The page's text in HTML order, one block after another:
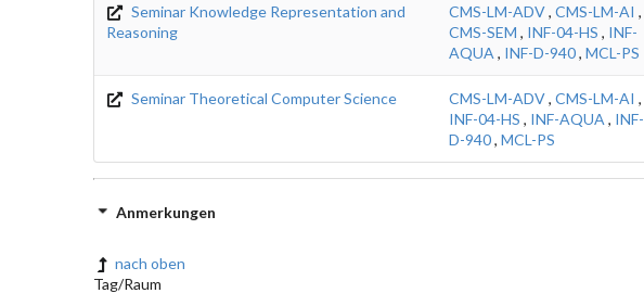
Seminar Knowledge Representation and
Reasoning
CMS-LM-ADV, CMS-LM-AI ,
CMS-SEM , INF-04-HS , INF-
AQUA , INF-D-940, MCL-PS
Seminar Theoretical Computer Science CMS-LM-ADV, CMS-LM-AI ,
INF-04-HS , INF-AQUA , INF-
D-940, MCL-PS
Anmerkungen
nach oben
Tag/Raum